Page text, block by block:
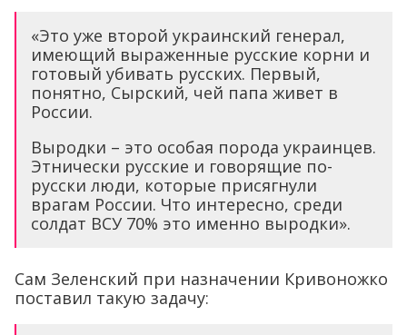
«Это уже второй украинский генерал,
имеющий выраженные русские корни и
готовый убивать русских. Первый,
понятно, Сырский, чей папа живет в
России.
Выродки – это особая порода украинцев.
Этнически русские и говорящие по-
русски люди, которые присягнули
врагам России. Что интересно, среди
солдат ВСУ 70% это именно выродки».
Сам Зеленский при назначении Кривоножко
поставил такую задачу: